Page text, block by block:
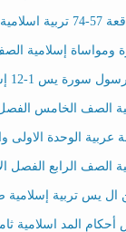
التاسع
إسلامية
1-12 إسلامية ثامن
الخامس الفصل الأول
الوحدة الاولى
الرابع الفصل الأول
يس تربية إسلامية
المد اسلامية